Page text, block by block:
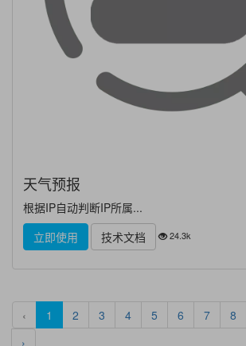
天气预报
根据IP自动判断IP所属...
立即使用
技术文档 24.3k
‹ 1 2 3 4 5 6 7 8
›